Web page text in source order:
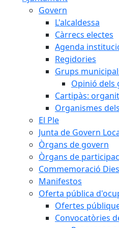
Govern
L'alcaldessa
Càrrecs electes
Agenda
Regidories
Grups
Opinió dels
Cartipàs:
Organismes
El Ple
Junta de Govern
Òrgans de govern
Òrgans de
Commemoració
Manifestos
Oferta pública
Ofertes
Convocatòries